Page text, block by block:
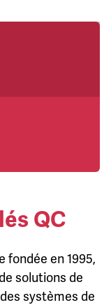
QC
fondée en 1995,
solutions de
systèmes de